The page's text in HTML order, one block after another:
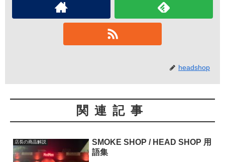
headshop
関連記事
店長の商品解説
SMOKE SHOP / HEAD SHOP 用
語集